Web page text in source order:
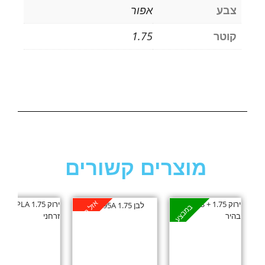
צבע
אפור
קוטר
1.75
מוצרים קשורים
במבצע אזל במלאי